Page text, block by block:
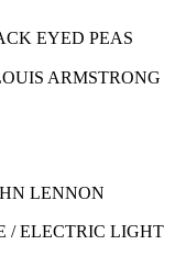
EYED PEAS
ARMSTRONG
LENNON
/ ELECTRIC LIGHT